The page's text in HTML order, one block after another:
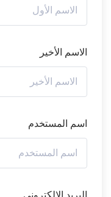
الاسم الأخير
اسم المستخدم
البريد الإلكتروني